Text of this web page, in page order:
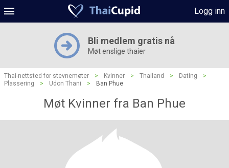
Logg inn
Bli medlem gratis nå
Møt enslige thaier
Thai-nettsted for stevnemøter > Kvinner > Thailand > Dating
>
Plassering
> Udon Thani > Ban Phue
Møt Kvinner fra Ban Phue